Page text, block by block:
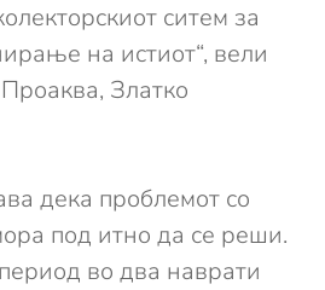
ситем за
на истиот“, вели
Златко
дека проблемот со
под итно да се реши.
во два наврати